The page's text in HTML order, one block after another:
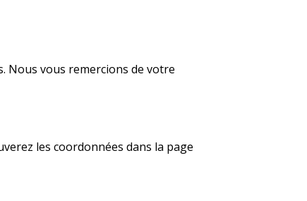
Nous vous remercions de votre
les coordonnées dans la page